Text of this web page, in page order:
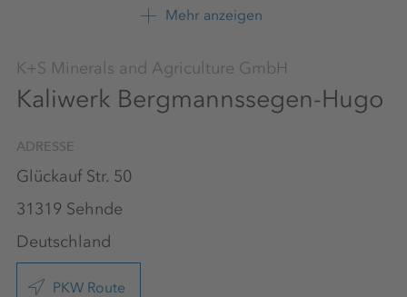
K+S Aktiengesellschaft
Mehr anzeigen
K+S Minerals and Agriculture GmbH
Kaliwerk Bergmannssegen-Hugo
ADRESSE
Glückauf Str. 50
31319 Sehnde
Deutschland
PKW Route